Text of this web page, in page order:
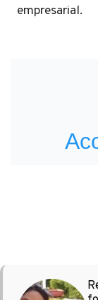
empresarial.